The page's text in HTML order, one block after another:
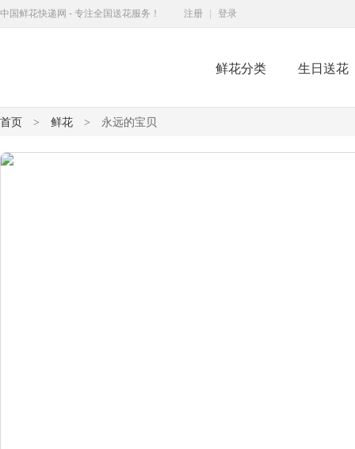
中国鲜花快递网 - 专注全国送花服务！ 注册 登录
鲜花分类 生日送花
首页 > 鲜花 > 永远的宝贝